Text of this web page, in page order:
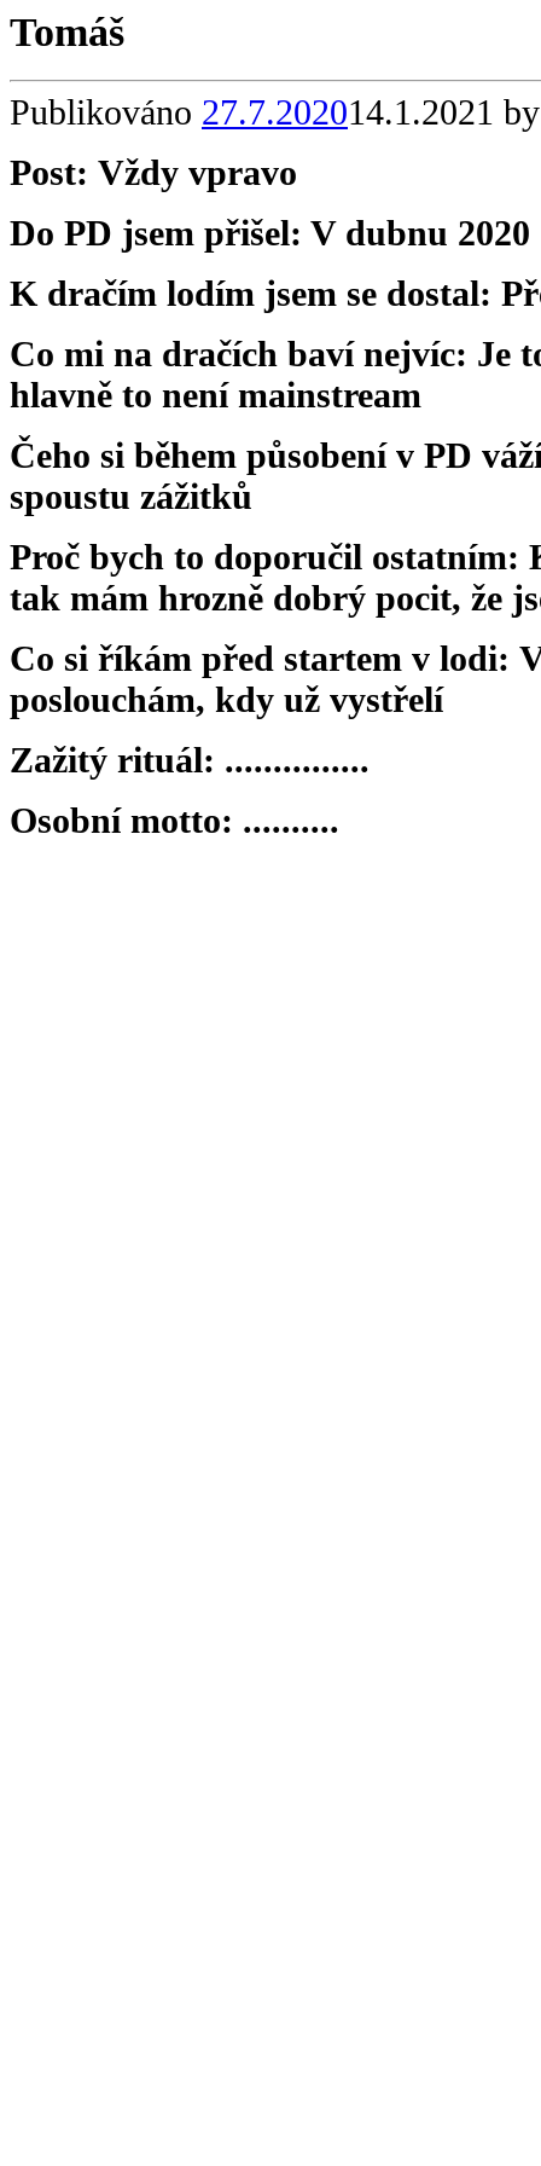
Tomáš
Publikováno 27.7.202014.1.2021 by
Post: Vždy vpravo
Do PD jsem přišel: V dubnu 2020
K dračím lodím jsem se dostal:
Co mi na dračích baví nejvíc: Je
hlavně to není mainstream
Čeho si během působení v PD
spoustu zážitků
Proč bych to doporučil ostatním:
tak mám hrozně dobrý pocit, že
Co si říkám před startem v lodi:
poslouchám, kdy už vystřelí
Zažitý rituál: ...............
Osobní motto: ..........